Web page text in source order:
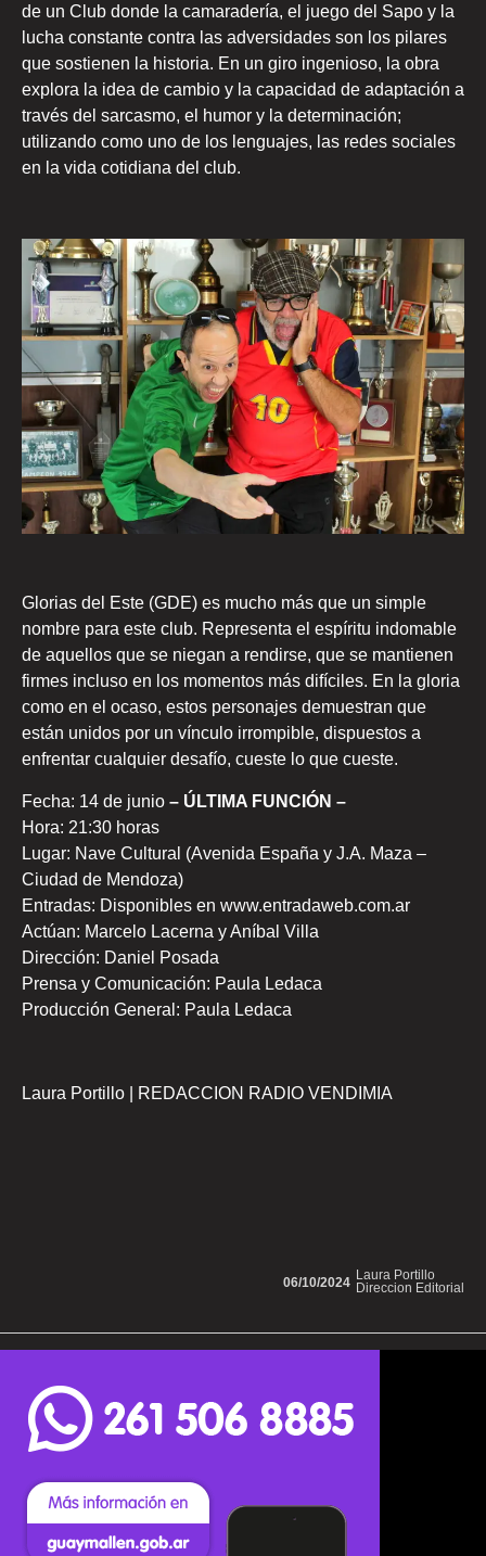
de un Club donde la camaradería, el juego del Sapo y la
lucha constante contra las adversidades son los pilares
que sostienen la historia. En un giro ingenioso, la obra
explora la idea de cambio y la capacidad de adaptación a
través del sarcasmo, el humor y la determinación;
utilizando como uno de los lenguajes, las redes sociales
en la vida cotidiana del club.
Glorias del Este (GDE) es mucho más que un simple
nombre para este club. Representa el espíritu indomable
de aquellos que se niegan a rendirse, que se mantienen
firmes incluso en los momentos más difíciles. En la gloria
como en el ocaso, estos personajes demuestran que
están unidos por un vínculo irrompible, dispuestos a
enfrentar cualquier desafío, cueste lo que cueste.
Fecha: 14 de junio – ÚLTIMA FUNCIÓN –
Hora: 21:30 horas
Lugar: Nave Cultural (Avenida España y J.A. Maza –
Ciudad de Mendoza)
Entradas: Disponibles en www.entradaweb.com.ar
Actúan: Marcelo Lacerna y Aníbal Villa
Dirección: Daniel Posada
Prensa y Comunicación: Paula Ledaca
Producción General: Paula Ledaca
Laura Portillo | REDACCION RADIO VENDIMIA
Laura Portillo
Direccion Editorial
06/10/2024